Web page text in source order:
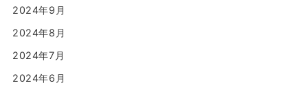
2024年9月
2024年8月
2024年7月
2024年6月